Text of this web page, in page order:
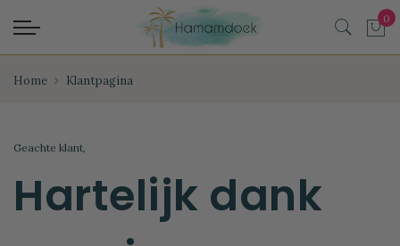
Home Klantpagina
Geachte klant,
Hartelijk dank